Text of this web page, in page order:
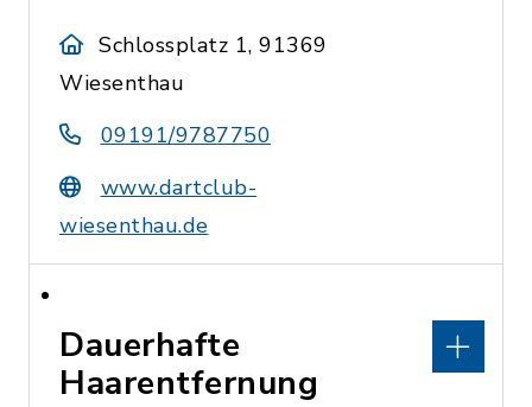
Schlossplatz 1, 91369
Wiesenthau
09191/9787750
www.dartclub-
wiesenthau.de
Dauerhafte
Haarentfernung